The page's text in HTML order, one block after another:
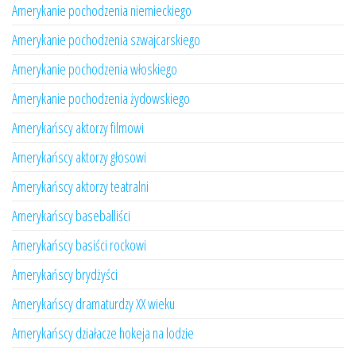
Amerykanie pochodzenia niemieckiego
Amerykanie pochodzenia szwajcarskiego
Amerykanie pochodzenia włoskiego
Amerykanie pochodzenia żydowskiego
Amerykańscy aktorzy filmowi
Amerykańscy aktorzy głosowi
Amerykańscy aktorzy teatralni
Amerykańscy baseballiści
Amerykańscy basiści rockowi
Amerykańscy brydżyści
Amerykańscy dramaturdzy XX wieku
Amerykańscy działacze hokeja na lodzie